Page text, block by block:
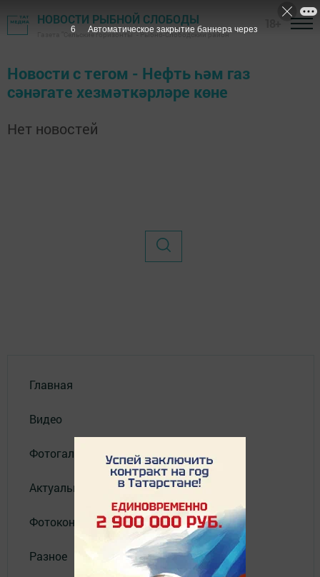
НОВОСТИ РЫБНОЙ СЛОБОДЫ
Газета "Сельские горизонты" - Рыбно-Слободский район
Новости с тегом - Нефть һәм газ
сәнәгате хезмәткәрләре көне
Нет новостей
Главная
Видео
Фотогалереи
Актуальное видео
Фотоконкурс
Разное
6 Автоматическое закрытие баннера через